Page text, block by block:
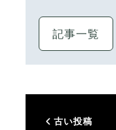
記事一覧
古い投稿